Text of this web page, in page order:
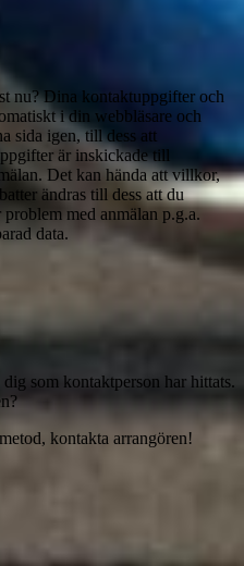
nu? Dina kontaktuppgifter och
i din webbläsare och
sida igen, till dess att
är inskickade till
Det kan hända att villkor,
ändras till dess att du
med anmälan p.g.a.
data.
som kontaktperson har hittats.
kontakta arrangören!